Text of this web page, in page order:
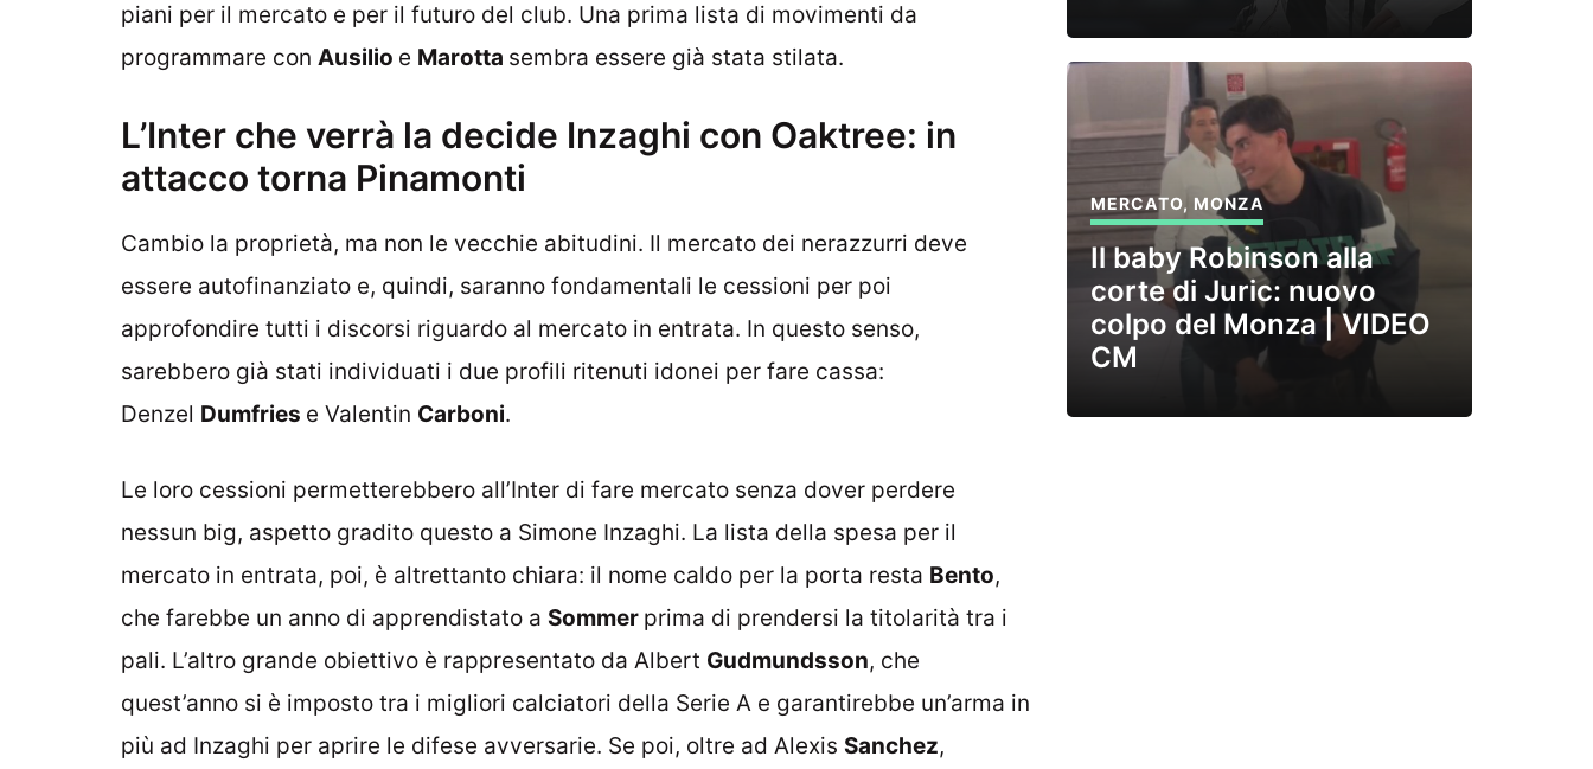
piani per il mercato e per il futuro del club. Una prima lista di movimenti da
programmare con Ausilio e Marotta sembra essere già stata stilata.
L’Inter che verrà la decide Inzaghi con Oaktree: in
attacco torna Pinamonti
Cambio la proprietà, ma non le vecchie abitudini. Il mercato dei nerazzurri deve
essere autofinanziato e, quindi, saranno fondamentali le cessioni per poi
approfondire tutti i discorsi riguardo al mercato in entrata. In questo senso,
sarebbero già stati individuati i due profili ritenuti idonei per fare cassa:
Denzel Dumfries e Valentin Carboni.
Le loro cessioni permetterebbero all’Inter di fare mercato senza dover perdere
nessun big, aspetto gradito questo a Simone Inzaghi. La lista della spesa per il
mercato in entrata, poi, è altrettanto chiara: il nome caldo per la porta resta Bento,
che farebbe un anno di apprendistato a Sommer prima di prendersi la titolarità tra i
pali. L’altro grande obiettivo è rappresentato da Albert Gudmundsson, che
quest’anno si è imposto tra i migliori calciatori della Serie A e garantirebbe un’arma in
più ad Inzaghi per aprire le difese avversarie. Se poi, oltre ad Alexis Sanchez,
MERCATO, MONZA
Il baby Robinson alla
corte di Juric: nuovo
colpo del Monza | VIDEO
CM